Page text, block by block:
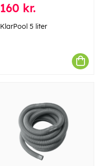
160 kr.
KlarPool 5 liter